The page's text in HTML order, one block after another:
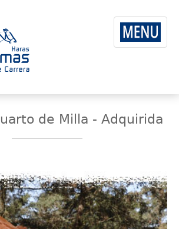
de Milla - Adquirida